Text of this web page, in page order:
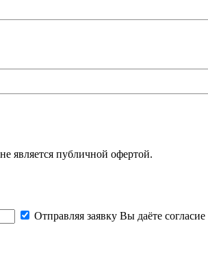
является публичной офертой.
Отправляя заявку Вы даёте